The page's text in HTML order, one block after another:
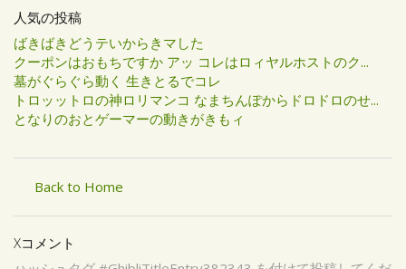
人気の投稿
ばきばきどうテいからきマした
クーポンはおもちですか アッ コレはロィヤルホストのク...
墓がぐらぐら動く 生きとるでコレ
トロッットロの神ロリマンコ なまちんぽからドロドロのせ...
となりのおとゲーマーの動きがきもィ
Back to Home
Xコメント